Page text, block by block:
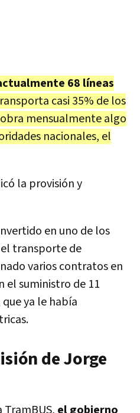
68 líneas
casi 35% de los
mensualmente algo
nacionales, el
la provisión y
en uno de los
transporte de
varios contratos en
el suministro de 11
ya le había
de Jorge